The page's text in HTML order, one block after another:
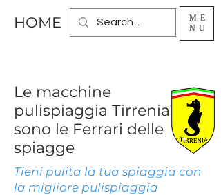
HOME
ME
NU
Le macchine
pulispiaggia Tirrenia
sono le Ferrari delle
spiagge
Tieni pulita la tua spiaggia con
la migliore pulispiaggia